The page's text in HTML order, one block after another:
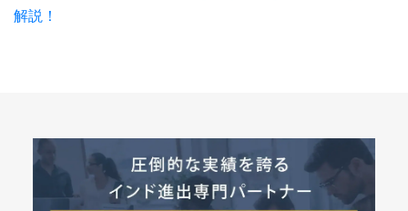
解説！